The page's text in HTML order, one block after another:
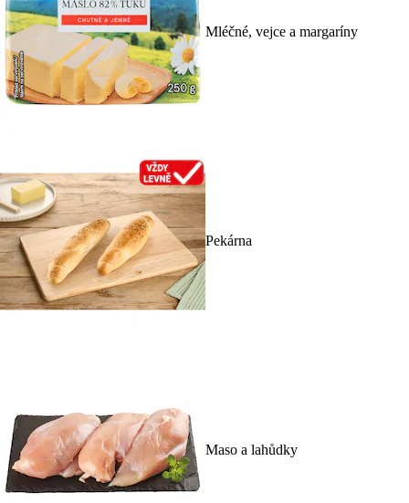
Mléčné, vejce a margaríny
Pekárna
Maso a lahůdky